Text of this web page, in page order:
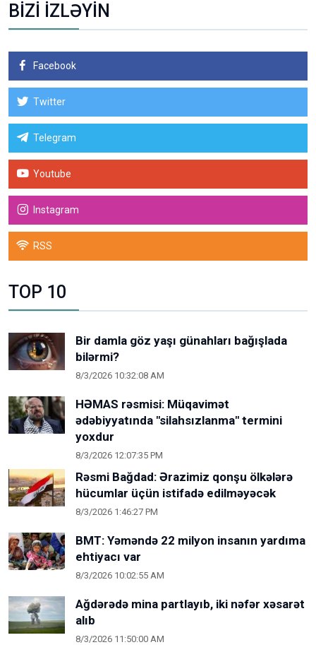
BİZİ İZLƏYİN
Facebook
Twitter
Telegram
Youtube
Instagram
RSS
TOP 10
Bir damla göz yaşı günahları bağışlada
bilərmi?
8/3/2026 10:32:08 AM
HƏMAS rəsmisi: Müqavimət
ədəbiyyatında "silahsızlanma" termini
yoxdur
8/3/2026 12:07:35 PM
Rəsmi Bağdad: Ərazimiz qonşu ölkələrə
hücumlar üçün istifadə edilməyəcək
8/3/2026 1:46:27 PM
BMT: Yəməndə 22 milyon insanın yardıma
ehtiyacı var
8/3/2026 10:02:55 AM
Ağdərədə mina partlayıb, iki nəfər xəsarət
alıb
8/3/2026 11:50:00 AM